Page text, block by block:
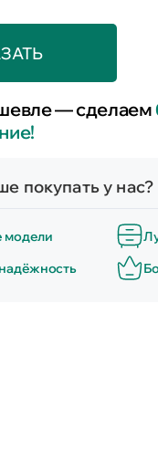
— сделаем
покупать у нас?
модели